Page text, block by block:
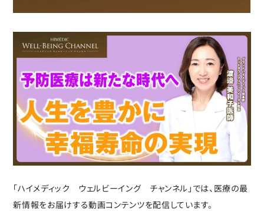
「ハイメディック ウェルビーイング チャンネル」では、医療の最
新情報をお届けする動画コンテンツを配信しています。